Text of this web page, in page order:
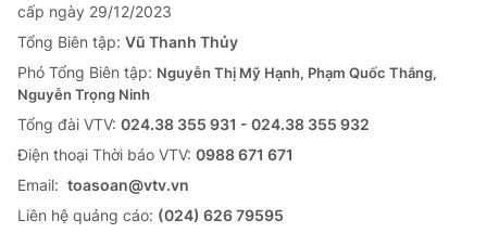
cấp ngày 29/12/2023
Tổng Biên tập: Vũ Thanh Thủy
Phó Tổng Biên tập: Nguyễn Thị Mỹ Hạnh, Phạm Quốc Thắng,
Nguyễn Trọng Ninh
Tổng đài VTV: 024.38 355 931 - 024.38 355 932
Ðiện thoại Thời báo VTV: 0988 671 671
Email: toasoan@vtv.vn
Liên hệ quảng cáo: (024) 626 79595